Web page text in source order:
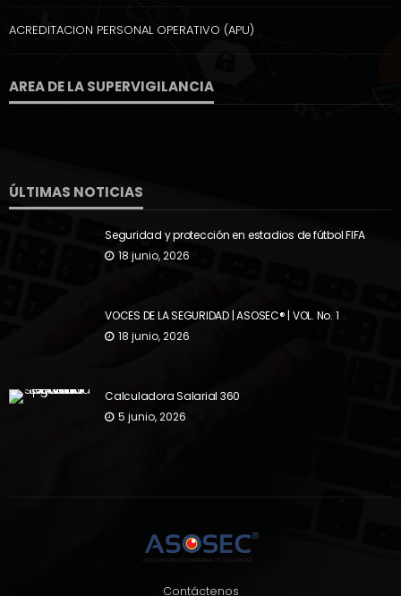
ACREDITACION PERSONAL OPERATIVO (APU)
AREA DE LA SUPERVIGILANCIA
ÚLTIMAS NOTICIAS
Seguridad y protección en estadios de fútbol FIFA
18 junio, 2026
VOCES DE LA SEGURIDAD | ASOSEC® | VOL. No. 1
18 junio, 2026
Calculadora Salarial 360
5 junio, 2026
Contáctenos